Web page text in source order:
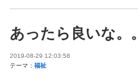
あったら良いな。。
2019-08-29 12:03:58
テーマ： 福祉